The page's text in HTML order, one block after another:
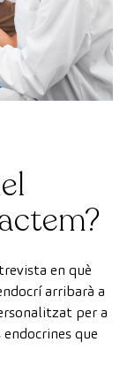
en què
arribarà a
per a
que